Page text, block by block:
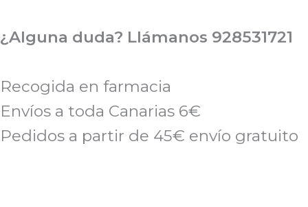
al
¿Alguna duda? Llámanos 928531721
Recogida en farmacia
Envíos a toda Canarias 6€
Pedidos a partir de 45€ envío gratuito